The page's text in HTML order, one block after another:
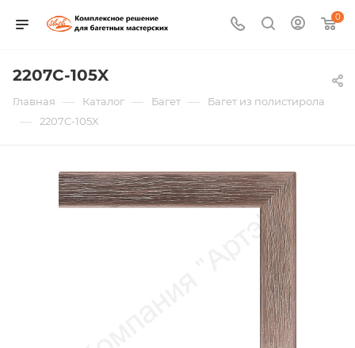
0
2207C-105X
Главная — Каталог — Багет — Багет из полистирола
— 2207C-105X